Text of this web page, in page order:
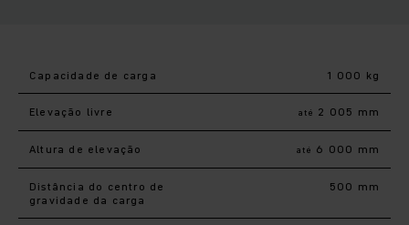
Capacidade de carga 1 000 kg
Elevação livre até 2 005 mm
Altura de elevação até 6 000 mm
Distância do centro de
gravidade da carga
500 mm